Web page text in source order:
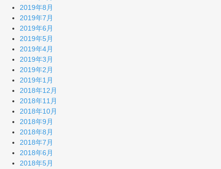
2019年8月
2019年7月
2019年6月
2019年5月
2019年4月
2019年3月
2019年2月
2019年1月
2018年12月
2018年11月
2018年10月
2018年9月
2018年8月
2018年7月
2018年6月
2018年5月